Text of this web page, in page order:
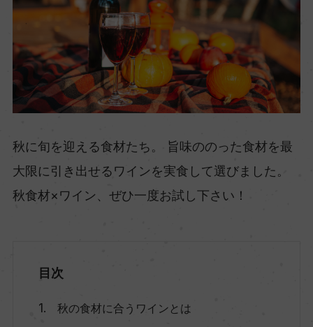
秋に旬を迎える食材たち。 旨味ののった食材を最
大限に引き出せるワインを実食して選びました。
秋食材×ワイン、ぜひ一度お試し下さい！
目次
秋の食材に合うワインとは